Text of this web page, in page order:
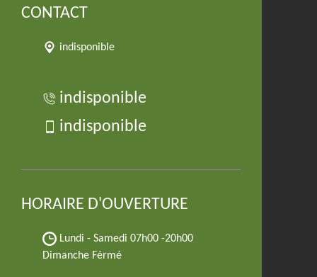
CONTACT
indisponible
indisponible
indisponible
HORAIRE D'OUVERTURE
Lundi - Samedi 07h00 -20h00
Dimanche Férmé